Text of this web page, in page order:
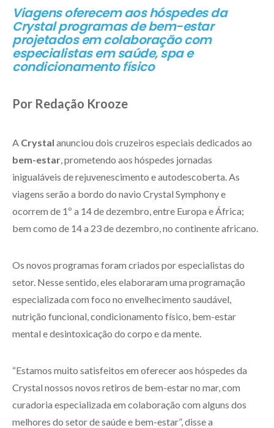
Viagens oferecem aos hóspedes da
Crystal programas de bem-estar
projetados em colaboração com
especialistas em saúde, spa e
condicionamento físico
Por Redação Krooze
A Crystal anunciou dois cruzeiros especiais dedicados ao
bem-estar , prometendo aos hóspedes jornadas
inigualáveis de rejuvenescimento e autodescoberta. As
viagens serão a bordo do navio Crystal Symphony e
ocorrem de 1º a 14 de dezembro, entre Europa e África;
bem como de 14 a 23 de dezembro, no continente africano.
Os novos programas foram criados por especialistas do
setor. Nesse sentido, eles elaboraram uma programação
especializada com foco no envelhecimento saudável,
nutrição funcional, condicionamento físico, bem-estar
mental e desintoxicação do corpo e da mente.
“Estamos muito satisfeitos em oferecer aos hóspedes da
Crystal nossos novos retiros de bem-estar no mar, com
curadoria especializada em colaboração com alguns dos
melhores do setor de saúde e bem-estar”, disse a